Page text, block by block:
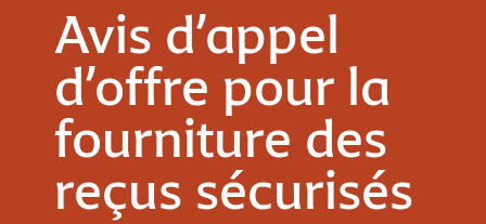
Avis d’appel
d’offre pour la
fourniture des
reçus sécurisés